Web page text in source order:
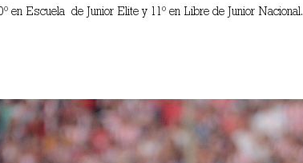
en Escuela de Junior Elite y 11º en Libre de Junior Nacional.